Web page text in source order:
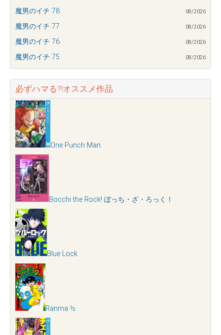
魔男のイチ 78 08/2026
魔男のイチ 77 08/2026
魔男のイチ 76 08/2026
魔男のイチ 75 08/2026
必ずハマる?!オススメ作品
One Punch Man
Bocchi the Rock! ぼっち・ざ・ろっく！
Blue Lock
Ranma ½